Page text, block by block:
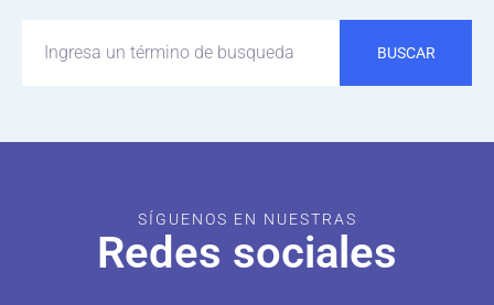
BUSCAR
SÍGUENOS EN NUESTRAS
Redes sociales